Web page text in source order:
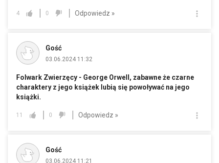
4 0 Odpowiedz »
Gość
03.06.2024 11:32
Folwark Zwierzęcy - George Orwell, zabawne że czarne
charaktery z jego książek lubią się powoływać na jego
książki.
11 0 Odpowiedz »
Gość
03.06.2024 11:21